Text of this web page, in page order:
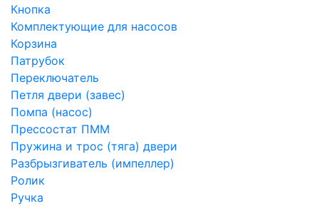
Кнопка
Комплектующие для насосов
Корзина
Патрубок
Переключатель
Петля двери (завес)
Помпа (насос)
Преcсостат ПММ
Пружина и трос (тяга) двери
Разбрызгиватель (импеллер)
Ролик
Ручка